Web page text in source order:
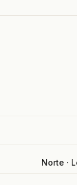
Norte ·